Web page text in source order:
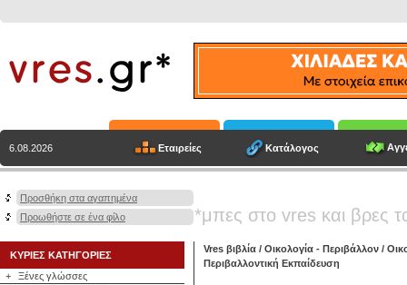
6.08.2026 Εταιρείες Κατάλογος
Προσθήκη στα αγαπημένα
Προωθήστε σε ένα φίλο
*μπες στο vres και βρες
ΚΥΡΙΕΣ ΚΑΤΗΓΟΡΙΕΣ
+
Ξένες γλώσσες
Vres βιβλία / Οικολογία - Περιβάλλον /
Περιβαλλοντική Εκπαίδευση